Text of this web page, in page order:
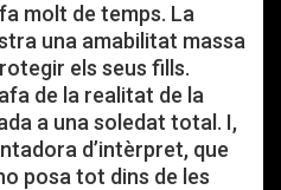
molt de temps. La
una amabilitat massa
els seus fills.
de la realitat de la
a una soledat total. I,
d’intèrpret, que
posa tot dins de les